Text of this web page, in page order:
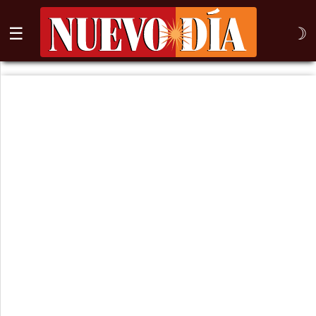
☰ ☽
⌕